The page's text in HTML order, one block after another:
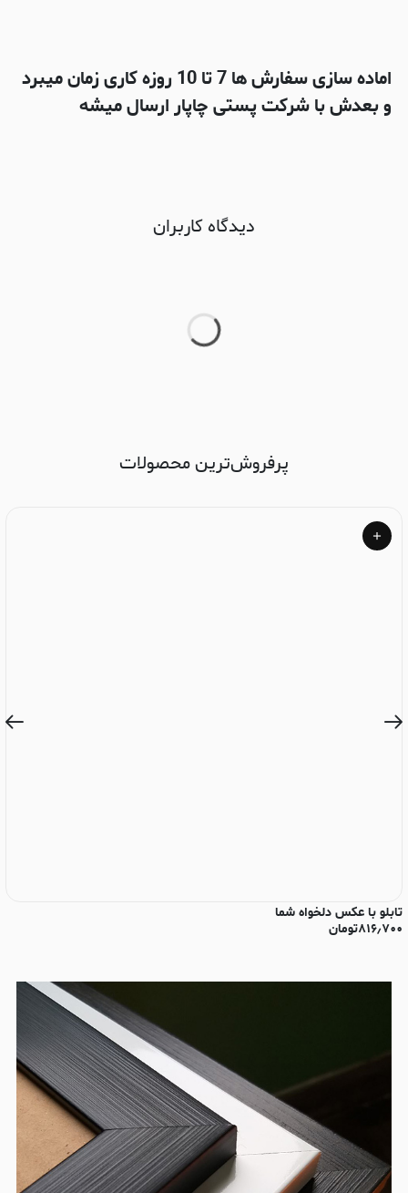
اماده سازی سفارش ها 7 تا 10 روزه کاری زمان میبرد
و بعدش با شرکت پستی چاپار ارسال میشه
دیدگاه کاربران
پرفروش‌ترین محصولات
تابلو با عکس دلخواه شما
۸۱۶٫۷۰۰تومان